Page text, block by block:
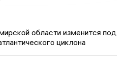
области изменится под
циклона